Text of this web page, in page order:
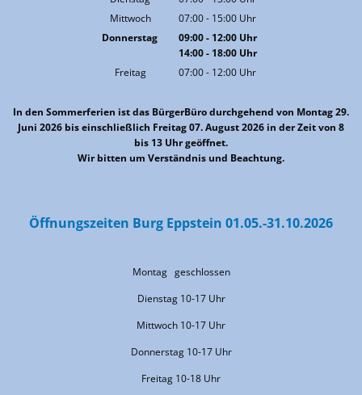
Von 07:00 bis 13:00 Uhr
Mittwoch 07:00- 15:00 Uhr
Von 07:00 bis 15:00 Uhr
Donnerstag 09:00- 12:00Uhr
Von 09:00 bis 12:00 Uhr
14:00- 18:00Uhr
Von 14:00 bis 18:00 Uhr
Freitag 07:00- 12:00 Uhr
In den Sommerferien ist das BürgerBüro durchgehend von Montag 29.
Juni 2026 bis einschließlich Freitag 07. August 2026 in der Zeit von 8
bis 13 Uhr geöffnet.
Wir bitten um Verständnis und Beachtung.
Öffnungszeiten Burg Eppstein 01.05.-31.10.2026
Montag geschlossen
Dienstag 10-17 Uhr
Mittwoch 10-17 Uhr
Donnerstag 10-17 Uhr
Freitag 10-18 Uhr